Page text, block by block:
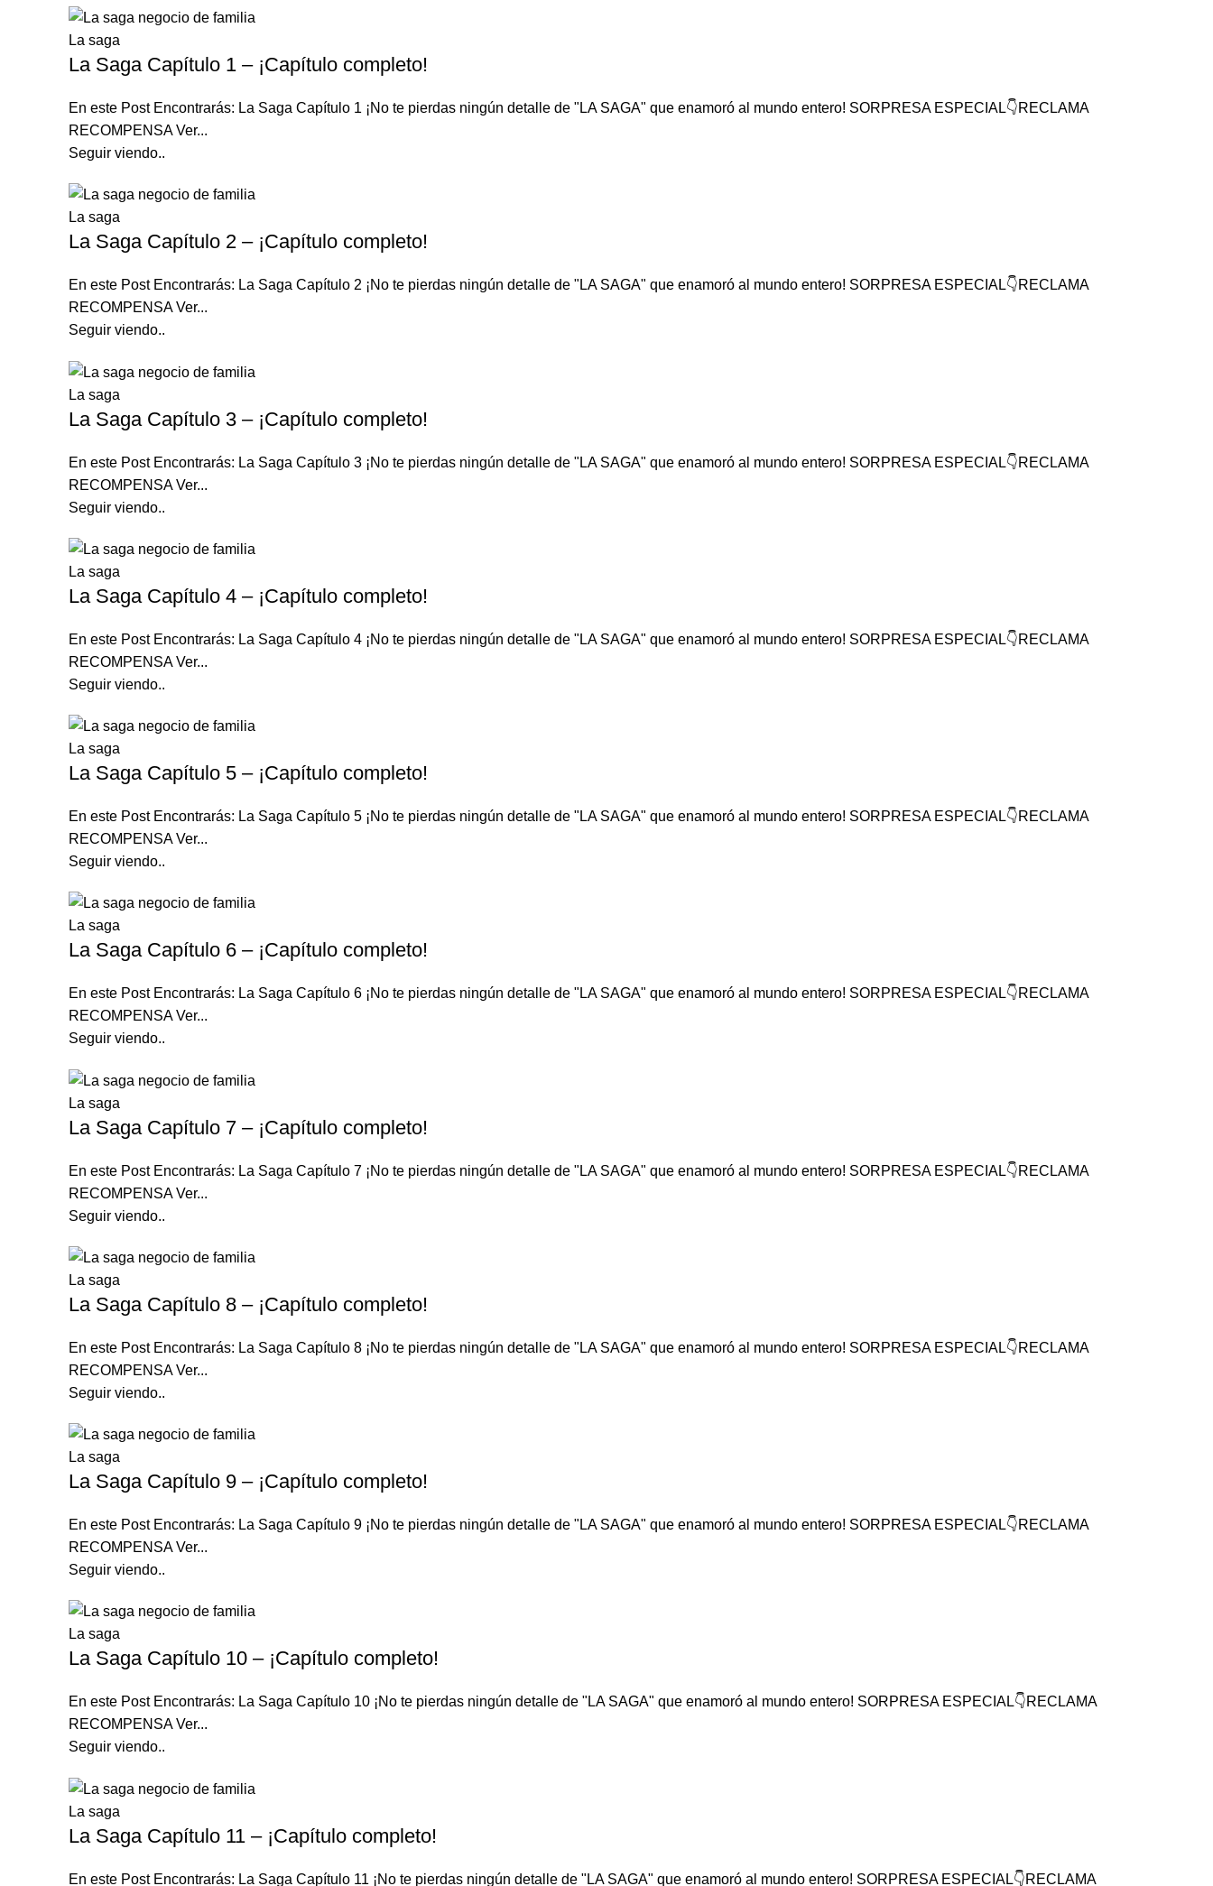
La saga
La Saga Capítulo 1 – ¡Capítulo completo!
En este Post Encontrarás: La Saga Capítulo 1 ¡No te pierdas ningún detalle de "LA SAGA" que enamoró al mundo entero! SORPRESA ESPECIAL👇RECLAMA
RECOMPENSA Ver...
Seguir viendo..
La saga
La Saga Capítulo 2 – ¡Capítulo completo!
En este Post Encontrarás: La Saga Capítulo 2 ¡No te pierdas ningún detalle de "LA SAGA" que enamoró al mundo entero! SORPRESA ESPECIAL👇RECLAMA
RECOMPENSA Ver...
Seguir viendo..
La saga
La Saga Capítulo 3 – ¡Capítulo completo!
En este Post Encontrarás: La Saga Capítulo 3 ¡No te pierdas ningún detalle de "LA SAGA" que enamoró al mundo entero! SORPRESA ESPECIAL👇RECLAMA
RECOMPENSA Ver...
Seguir viendo..
La saga
La Saga Capítulo 4 – ¡Capítulo completo!
En este Post Encontrarás: La Saga Capítulo 4 ¡No te pierdas ningún detalle de "LA SAGA" que enamoró al mundo entero! SORPRESA ESPECIAL👇RECLAMA
RECOMPENSA Ver...
Seguir viendo..
La saga
La Saga Capítulo 5 – ¡Capítulo completo!
En este Post Encontrarás: La Saga Capítulo 5 ¡No te pierdas ningún detalle de "LA SAGA" que enamoró al mundo entero! SORPRESA ESPECIAL👇RECLAMA
RECOMPENSA Ver...
Seguir viendo..
La saga
La Saga Capítulo 6 – ¡Capítulo completo!
En este Post Encontrarás: La Saga Capítulo 6 ¡No te pierdas ningún detalle de "LA SAGA" que enamoró al mundo entero! SORPRESA ESPECIAL👇RECLAMA
RECOMPENSA Ver...
Seguir viendo..
La saga
La Saga Capítulo 7 – ¡Capítulo completo!
En este Post Encontrarás: La Saga Capítulo 7 ¡No te pierdas ningún detalle de "LA SAGA" que enamoró al mundo entero! SORPRESA ESPECIAL👇RECLAMA
RECOMPENSA Ver...
Seguir viendo..
La saga
La Saga Capítulo 8 – ¡Capítulo completo!
En este Post Encontrarás: La Saga Capítulo 8 ¡No te pierdas ningún detalle de "LA SAGA" que enamoró al mundo entero! SORPRESA ESPECIAL👇RECLAMA
RECOMPENSA Ver...
Seguir viendo..
La saga
La Saga Capítulo 9 – ¡Capítulo completo!
En este Post Encontrarás: La Saga Capítulo 9 ¡No te pierdas ningún detalle de "LA SAGA" que enamoró al mundo entero! SORPRESA ESPECIAL👇RECLAMA
RECOMPENSA Ver...
Seguir viendo..
La saga
La Saga Capítulo 10 – ¡Capítulo completo!
En este Post Encontrarás: La Saga Capítulo 10 ¡No te pierdas ningún detalle de "LA SAGA" que enamoró al mundo entero! SORPRESA ESPECIAL👇RECLAMA
RECOMPENSA Ver...
Seguir viendo..
La saga
La Saga Capítulo 11 – ¡Capítulo completo!
En este Post Encontrarás: La Saga Capítulo 11 ¡No te pierdas ningún detalle de "LA SAGA" que enamoró al mundo entero! SORPRESA ESPECIAL👇RECLAMA